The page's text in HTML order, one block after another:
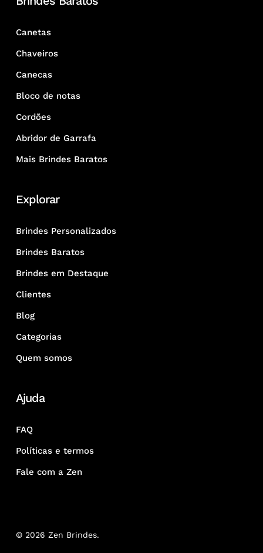
Canetas
Chaveiros
Canecas
Bloco de notas
Cordões
Abridor de Garrafa
Mais Brindes Baratos
Explorar
Brindes Personalizados
Brindes Baratos
Brindes em Destaque
Clientes
Blog
Categorias
Quem somos
Ajuda
FAQ
Políticas e termos
Fale com a Zen
© 2026 Zen Brindes.